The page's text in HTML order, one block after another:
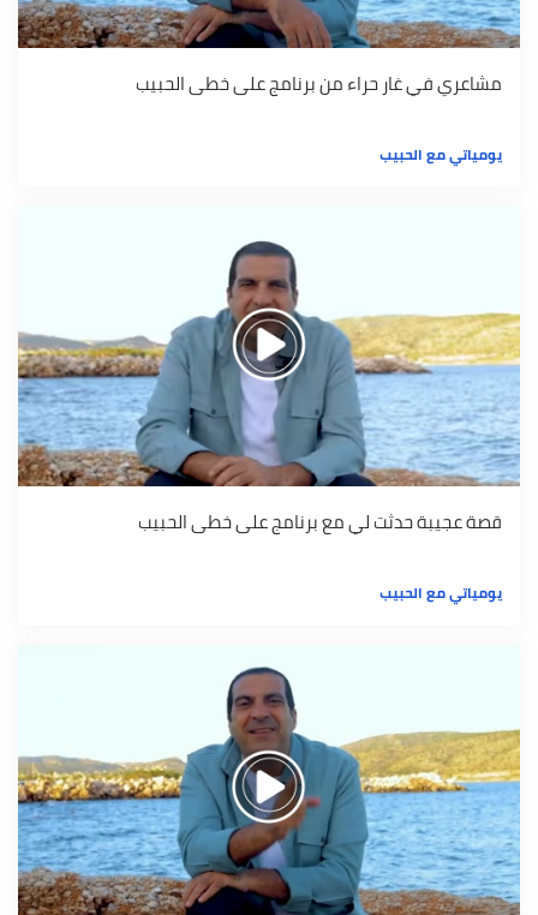
مشاعري في غار حراء من برنامج على خطى الحبيب
يومياتي مع الحبيب
قصة عجيبة حدثت لي مع برنامج على خطى الحبيب
يومياتي مع الحبيب